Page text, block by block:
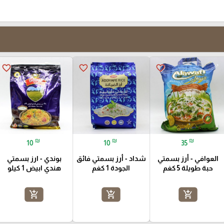
favorite_border
35 ₪
العوافي - أرز بسمتي
حبة طويلة 5 كغم
add_shopping_cart
favorite_border
10 ₪
شداد - أرز بسمتي فائق
الجودة 1 كغم
add_shopping_cart
favorite_border
10 ₪
بوندي - ارز بسمتي
هندي ابيض 1 كيلو
add_shopping_cart